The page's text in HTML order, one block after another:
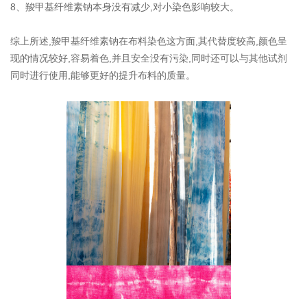
8、羧甲基纤维素钠本身没有减少,对小染色影响较大。
综上所述,羧甲基纤维素钠在布料染色这方面,其代替度较高,颜色呈
现的情况较好,容易着色,并且安全没有污染,同时还可以与其他试剂
同时进行使用,能够更好的提升布料的质量。